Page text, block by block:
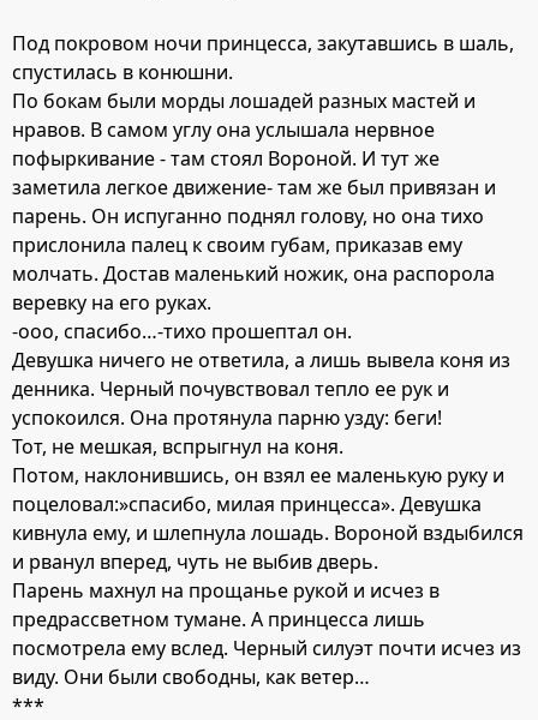
Под покровом ночи принцесса, закутавшись в шаль,
спустилась в конюшни.
По бокам были морды лошадей разных мастей и
нравов. В самом углу она услышала нервное
пофыркивание - там стоял Вороной. И тут же
заметила легкое движение- там же был привязан и
парень. Он испуганно поднял голову, но она тихо
прислонила палец к своим губам, приказав ему
молчать. Достав маленький ножик, она распорола
веревку на его руках.
-ооо, спасибо…-тихо прошептал он.
Девушка ничего не ответила, а лишь вывела коня из
денника. Черный почувствовал тепло ее рук и
успокоился. Она протянула парню узду: беги!
Тот, не мешкая, вспрыгнул на коня.
Потом, наклонившись, он взял ее маленькую руку и
поцеловал:»спасибо, милая принцесса». Девушка
кивнула ему, и шлепнула лошадь. Вороной вздыбился
и рванул вперед, чуть не выбив дверь.
Парень махнул на прощанье рукой и исчез в
предрассветном тумане. А принцесса лишь
посмотрела ему вслед. Черный силуэт почти исчез из
виду. Они были свободны, как ветер…
***